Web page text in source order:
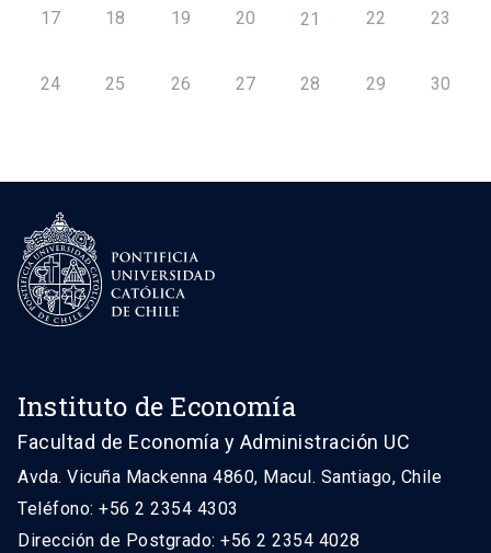
17 18 19 20 21 22 23
24 25 26 27 28 29 30
Instituto de Economía
Facultad de Economía y Administración UC
Avda. Vicuña Mackenna 4860, Macul. Santiago, Chile
Teléfono: +56 2 2354 4303
Dirección de Postgrado: +56 2 2354 4028